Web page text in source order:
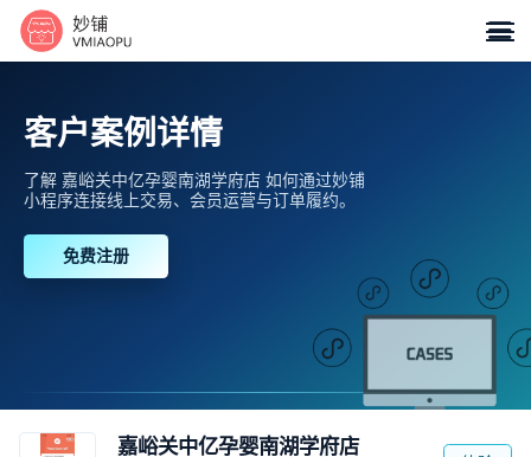

客户案例详情
了解 嘉峪关中亿孕婴南湖学府店 如何通过妙铺
小程序连接线上交易、会员运营与订单履约。
免费注册
嘉峪关中亿孕婴南湖学府店